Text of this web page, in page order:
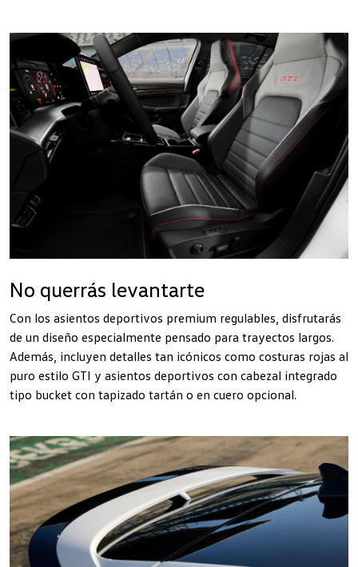
No querrás levantarte
Con los asientos deportivos premium regulables, disfrutarás
de un diseño especialmente pensado para trayectos largos.
Además, incluyen detalles tan icónicos como costuras rojas al
puro estilo GTI y asientos deportivos con cabezal integrado
tipo bucket con tapizado tartán o en cuero opcional.